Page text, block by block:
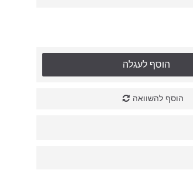
הוסף לעגלה
הוסף להשוואה